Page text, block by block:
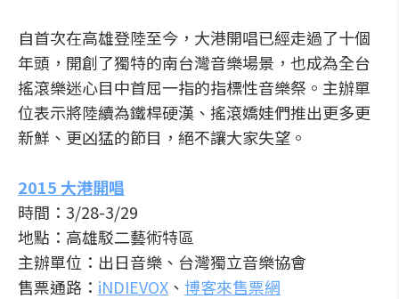
自首次在高雄登陸至今，大港開唱已經走過了十個
年頭，開創了獨特的南台灣音樂場景，也成為全台
搖滾樂迷心目中首屈一指的指標性音樂祭。主辦單
位表示將陸續為鐵桿硬漢、搖滾嬌娃們推出更多更
新鮮、更凶猛的節目，絕不讓大家失望。
2015 大港開唱
時間：3/28-3/29
地點：高雄駁二藝術特區
主辦單位：出日音樂、台灣獨立音樂協會
售票通路： iNDIEVOX 、 博客來售票網